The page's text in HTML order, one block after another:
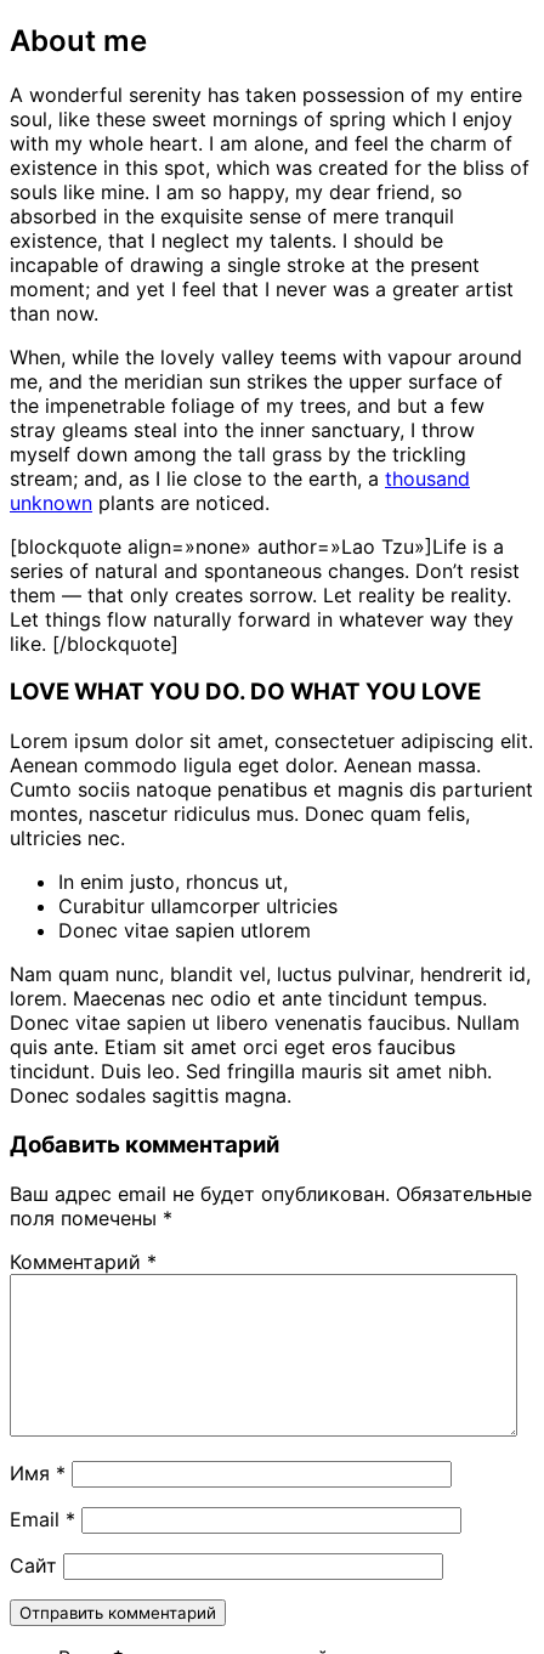
About me
A wonderful serenity has taken possession of my entire
soul, like these sweet mornings of spring which I enjoy
with my whole heart. I am alone, and feel the charm of
existence in this spot, which was created for the bliss of
souls like mine. I am so happy, my dear friend, so
absorbed in the exquisite sense of mere tranquil
existence, that I neglect my talents. I should be
incapable of drawing a single stroke at the present
moment; and yet I feel that I never was a greater artist
than now.
When, while the lovely valley teems with vapour around
me, and the meridian sun strikes the upper surface of
the impenetrable foliage of my trees, and but a few
stray gleams steal into the inner sanctuary, I throw
myself down among the tall grass by the trickling
stream; and, as I lie close to the earth, a thousand
unknown plants are noticed.
[blockquote align=»none» author=»Lao Tzu»]Life is a
series of natural and spontaneous changes. Don’t resist
them — that only creates sorrow. Let reality be reality.
Let things flow naturally forward in whatever way they
like. [/blockquote]
LOVE WHAT YOU DO. DO WHAT YOU LOVE
Lorem ipsum dolor sit amet, consectetuer adipiscing elit.
Aenean commodo ligula eget dolor. Aenean massa.
Cumto sociis natoque penatibus et magnis dis parturient
montes, nascetur ridiculus mus. Donec quam felis,
ultricies nec.
In enim justo, rhoncus ut,
Curabitur ullamcorper ultricies
Donec vitae sapien utlorem
Nam quam nunc, blandit vel, luctus pulvinar, hendrerit id,
lorem. Maecenas nec odio et ante tincidunt tempus.
Donec vitae sapien ut libero venenatis faucibus. Nullam
quis ante. Etiam sit amet orci eget eros faucibus
tincidunt. Duis leo. Sed fringilla mauris sit amet nibh.
Donec sodales sagittis magna.
Добавить комментарий
Ваш адрес email не будет опубликован. Обязательные
поля помечены *
Комментарий *
Имя *
Email *
Сайт